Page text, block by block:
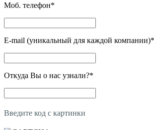
Моб. телефон*
E-mail (уникальный для каждой компании)*
Откуда Вы о нас узнали?*
Введите код с картинки